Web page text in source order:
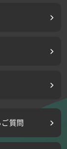
質問